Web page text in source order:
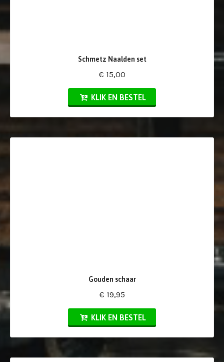
Schmetz Naalden set
€ 15,00
KLIK EN BESTEL
Gouden schaar
€ 19,95
KLIK EN BESTEL